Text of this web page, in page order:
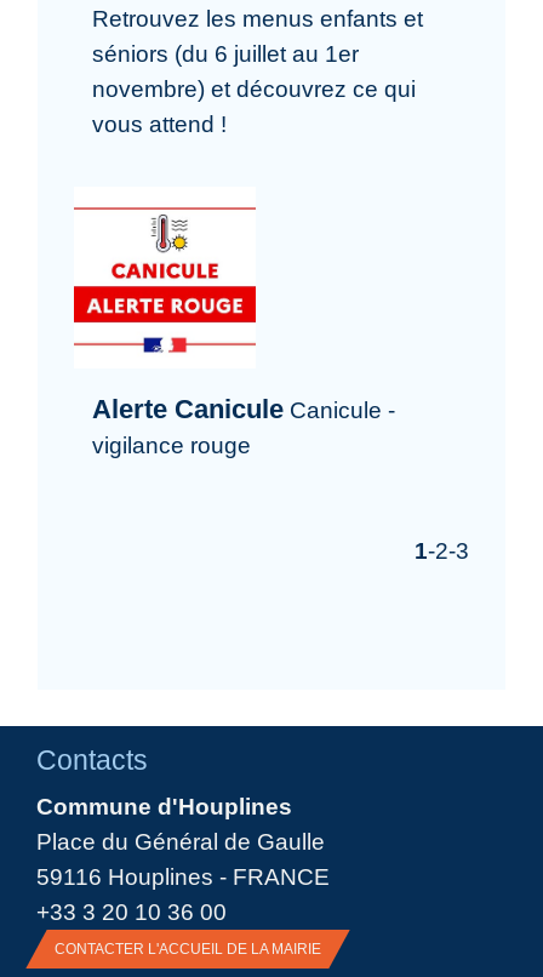
Retrouvez les menus enfants et
séniors (du 6 juillet au 1er
novembre) et découvrez ce qui
vous attend !
Alerte Canicule Canicule -
vigilance rouge
1-2-3
Contacts
Commune d'Houplines
Place du Général de Gaulle
59116 Houplines - FRANCE
+33 3 20 10 36 00
CONTACTER L'ACCUEIL DE LA MAIRIE